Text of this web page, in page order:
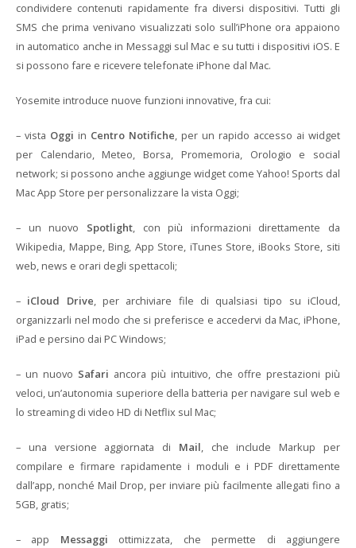
condividere contenuti rapidamente fra diversi dispositivi. Tutti gli
SMS che prima venivano visualizzati solo sull’iPhone ora appaiono
in automatico anche in Messaggi sul Mac e su tutti i dispositivi iOS. E
si possono fare e ricevere telefonate iPhone dal Mac.
Yosemite introduce nuove funzioni innovative, fra cui:
– vista Oggi in Centro Notifiche, per un rapido accesso ai widget
per Calendario, Meteo, Borsa, Promemoria, Orologio e social
network; si possono anche aggiunge widget come Yahoo! Sports dal
Mac App Store per personalizzare la vista Oggi;
– un nuovo Spotlight, con più informazioni direttamente da
Wikipedia, Mappe, Bing, App Store, iTunes Store, iBooks Store, siti
web, news e orari degli spettacoli;
– iCloud Drive, per archiviare file di qualsiasi tipo su iCloud,
organizzarli nel modo che si preferisce e accedervi da Mac, iPhone,
iPad e persino dai PC Windows;
– un nuovo Safari ancora più intuitivo, che offre prestazioni più
veloci, un’autonomia superiore della batteria per navigare sul web e
lo streaming di video HD di Netflix sul Mac;
– una versione aggiornata di Mail, che include Markup per
compilare e firmare rapidamente i moduli e i PDF direttamente
dall’app, nonché Mail Drop, per inviare più facilmente allegati fino a
5GB, gratis;
– app Messaggi ottimizzata, che permette di aggiungere